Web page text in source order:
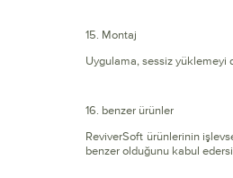
15. Montaj
Uygulama, sessiz
16. benzer ürünler
ReviverSoft ürünlerinin
benzer olduğunu kabul